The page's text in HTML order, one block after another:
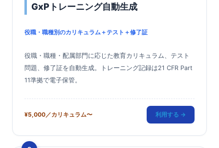
GxPトレーニング自動生成
役職・職種別のカリキュラム＋テスト＋修了証
役職・職種・配属部門に応じた教育カリキュラム、テスト
問題、修了証を自動生成。トレーニング記録は21 CFR Part
11準拠で電子保管。
¥5,000／カリキュラム〜 利用する →